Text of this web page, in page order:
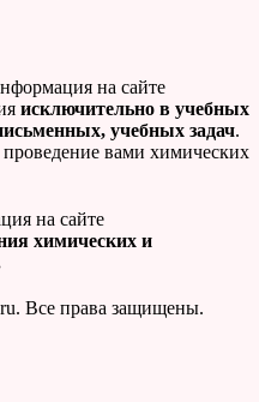
на сайте
исключительно в учебных
учебных задач.
вами химических
на сайте
химических и
Все права защищены.